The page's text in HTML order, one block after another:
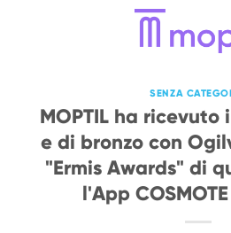
SENZA
MOPTIL ha ricevuto
e di bronzo con
"Ermis Awards" di
l'App